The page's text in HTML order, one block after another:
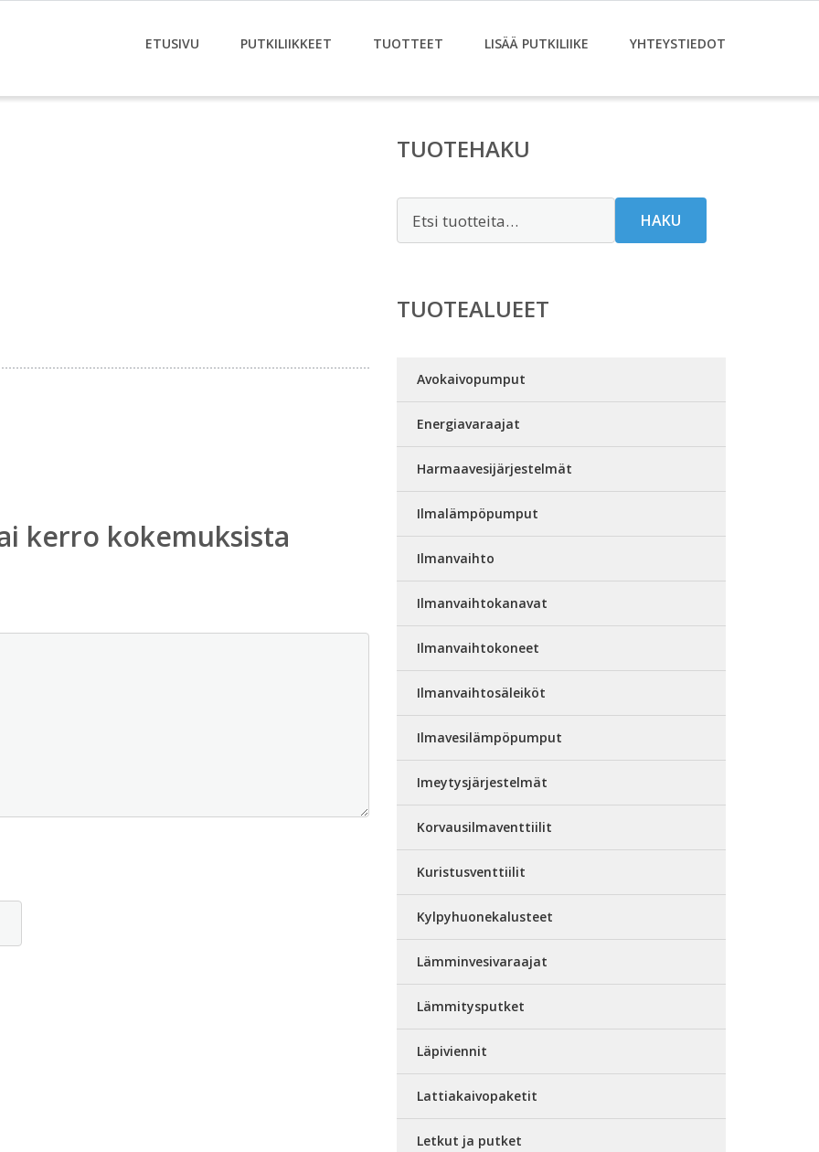
ETUSIVU PUTKILIIKKEET TUOTTEET LISÄÄ PUTKILIIKE YHTEYSTIEDOT
kerro kokemuksista
TUOTEHAKU
HAKU
TUOTEALUEET
Avokaivopumput
Energiavaraajat
Harmaavesijärjestelmät
Ilmalämpöpumput
Ilmanvaihto
Ilmanvaihtokanavat
Ilmanvaihtokoneet
Ilmanvaihtosäleiköt
Ilmavesilämpöpumput
Imeytysjärjestelmät
Korvausilmaventtiilit
Kuristusventtiilit
Kylpyhuonekalusteet
Lämminvesivaraajat
Lämmitysputket
Läpiviennit
Lattiakaivopaketit
Letkut ja putket